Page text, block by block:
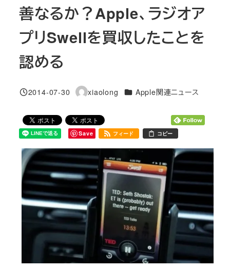
善なるか？Apple、ラジオア
プリSwellを買収したことを
認める
投稿日
2014-07-30
著
xiaolong カテゴリー
Apple関連ニュース
Save フィード コピー